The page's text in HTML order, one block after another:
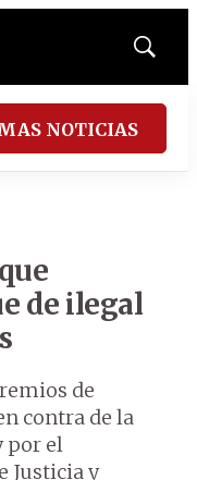
Mostrar
NOTICIAS
de ilegal
de
contra de la
por el
Justicia y